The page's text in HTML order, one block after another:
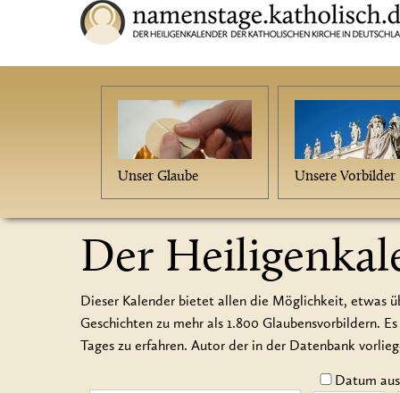
Unser Glaube Unsere Vorbilder
Der
Dieser Kalender bietet allen die Möglichkeit, etwas
Geschichten zu mehr als 1.800 Glaubensvorbildern.
Tages zu erfahren. Autor der in der Datenbank
Datum